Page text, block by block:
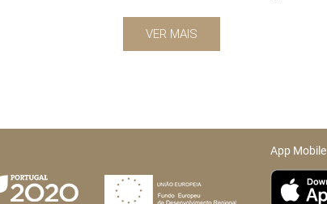
VER MAIS
App Mobile